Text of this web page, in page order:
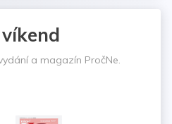
a magazín PročNe.